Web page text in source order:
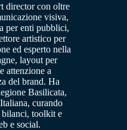
director con oltre
visiva,
per enti pubblici,
artistico per
ed esperto nella
layout per
attenzione a
del brand. Ha
Basilicata,
curando
toolkit e
e social.